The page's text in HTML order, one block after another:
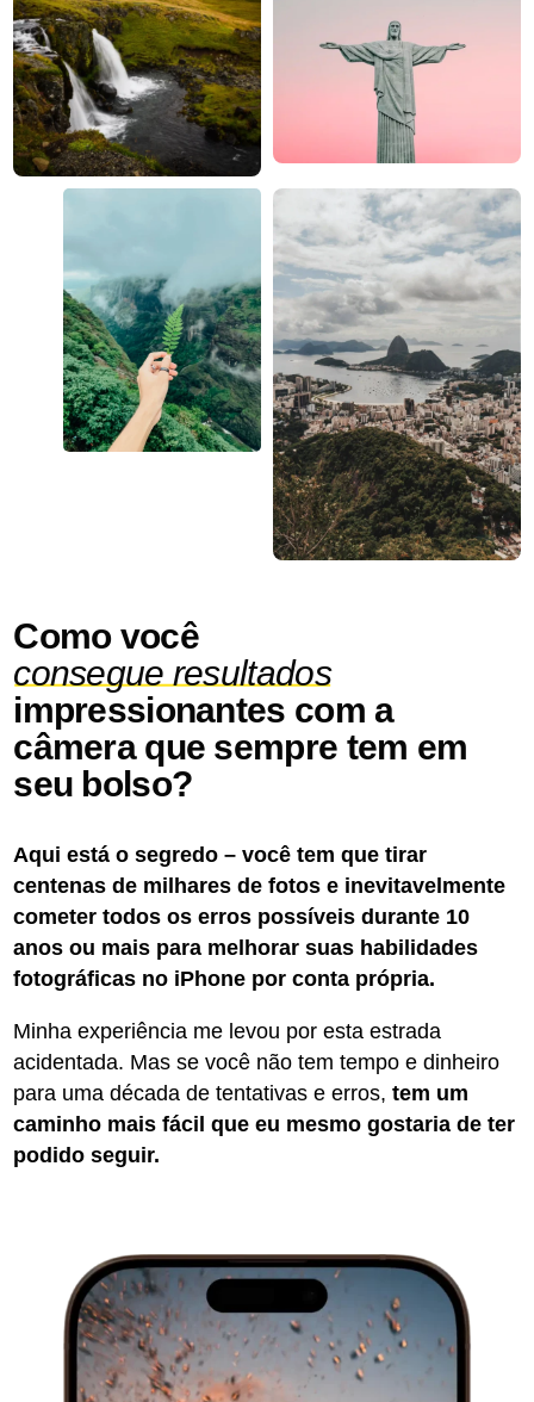
Como você
consegue resultados
impressionantes com a
câmera que sempre tem em
seu bolso?
Aqui está o segredo – você tem que tirar
centenas de milhares de fotos e inevitavelmente
cometer todos os erros possíveis durante 10
anos ou mais para melhorar suas habilidades
fotográficas no iPhone por conta própria.
Minha experiência me levou por esta estrada
acidentada. Mas se você não tem tempo e dinheiro
para uma década de tentativas e erros,tem um
caminho mais fácil que eu mesmo gostaria de ter
podido seguir.